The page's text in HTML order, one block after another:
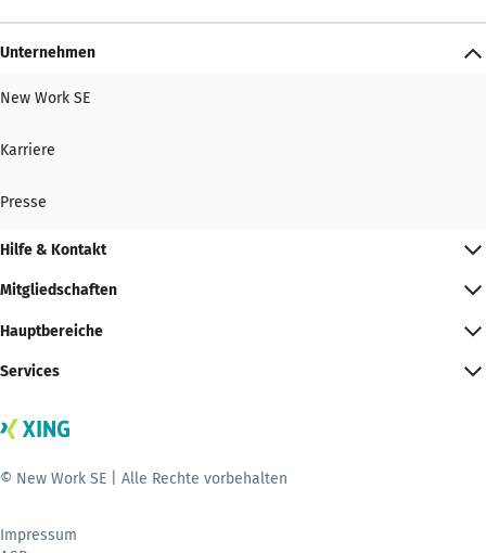
Unternehmen
New Work SE
Karriere
Presse
Hilfe & Kontakt
Mitgliedschaften
Hauptbereiche
Services
© New Work SE | Alle Rechte vorbehalten
Impressum